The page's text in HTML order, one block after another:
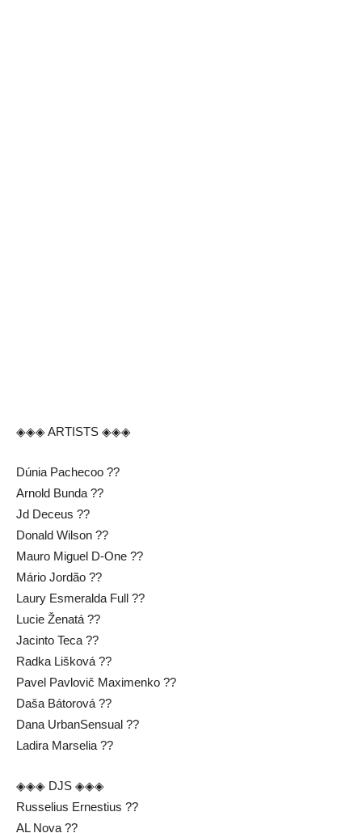
◈◈◈ ARTISTS ◈◈◈
Dúnia Pachecoo ??
Arnold Bunda ??
Jd Deceus ??
Donald Wilson ??
Mauro Miguel D-One ??
Mário Jordão ??
Laury Esmeralda Full ??
Lucie Ženatá ??
Jacinto Teca ??
Radka Lišková ??
Pavel Pavlovič Maximenko ??
Daša Bátorová ??
Dana UrbanSensual ??
Ladira Marselia ??
◈◈◈ DJS ◈◈◈
Russelius Ernestius ??
AL Nova ??